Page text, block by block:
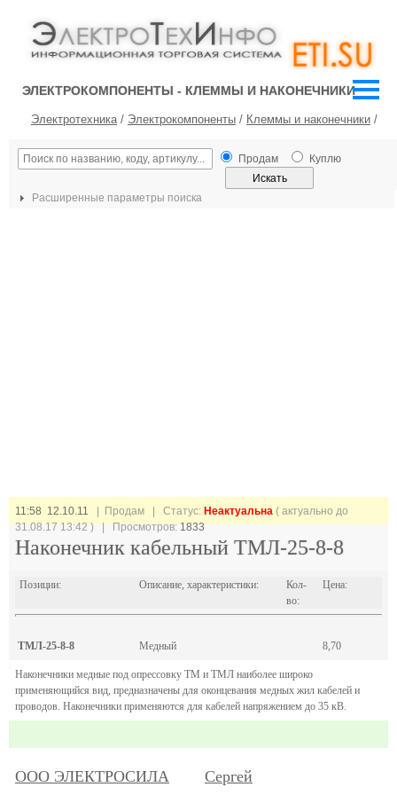
ЭЛЕКТРОКОМПОНЕНТЫ - КЛЕММЫ И НАКОНЕЧНИКИ
Электротехника/ Электрокомпоненты / Клеммы и наконечники /
Продам Куплю
Расширенные параметры поиска
11:58 12.10.11 | Продам | Статус: Неактуальна ( актуально до
31.08.17 13:42 ) | Просмотров:1833
Наконечник кабельный ТМЛ-25-8-8
Позиции: Описание, характеристики:
Кол-
во:
Цена:
ТМЛ-25-8-8 Медный 8,70
Наконечники медные под опрессовку ТМ и ТМЛ наиболее широко
применяющийся вид, предназначены для оконцевания медных жил кабелей и
проводов. Наконечники применяются для кабелей напряжением до 35 кВ.
ООО ЭЛЕКТРОСИЛА Сергей